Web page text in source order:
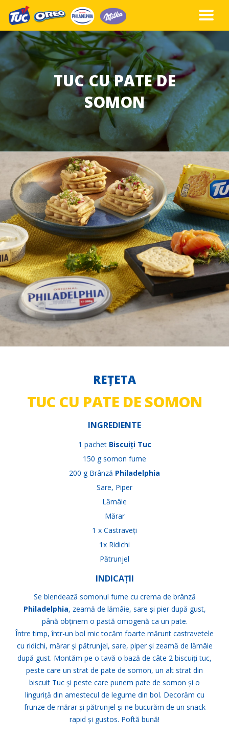
TUC CU PATE DE
SOMON
REȚETA
TUC CU PATE DE SOMON
INGREDIENTE
1 pachet Biscuiți Tuc
150 g somon fume
200 g Brânză Philadelphia
Sare, Piper
Lămâie
Mărar
1 x Castraveți
1x Ridichi
Pătrunjel
INDICAȚII
Se blendează somonul fume cu crema de brânză
Philadelphia, zeamă de lămâie, sare și pier după gust,
până obținem o pastă omogenă ca un pate.
Între timp, într-un bol mic tocăm foarte mărunt castravetele
cu ridichi, mărar și pătrunjel, sare, piper și zeamă de lămâie
după gust. Montăm pe o tavă o bază de câte 2 biscuiți tuc,
peste care un strat de pate de somon, un alt strat din
biscuit Tuc și peste care punem pate de somon și o
linguriță din amestecul de legume din bol. Decorăm cu
frunze de mărar și pătrunjel și ne bucurăm de un snack
rapid și gustos. Poftă bună!